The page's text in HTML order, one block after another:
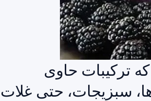
ترکیبات حاوی
سبزیجات، حتی